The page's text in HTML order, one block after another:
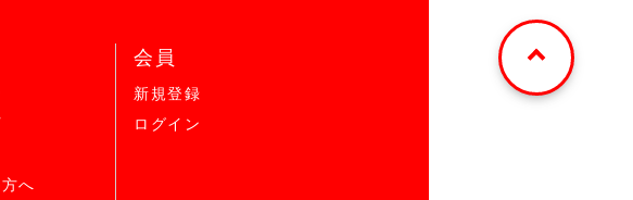
へ
会員
新規登録
ログイン